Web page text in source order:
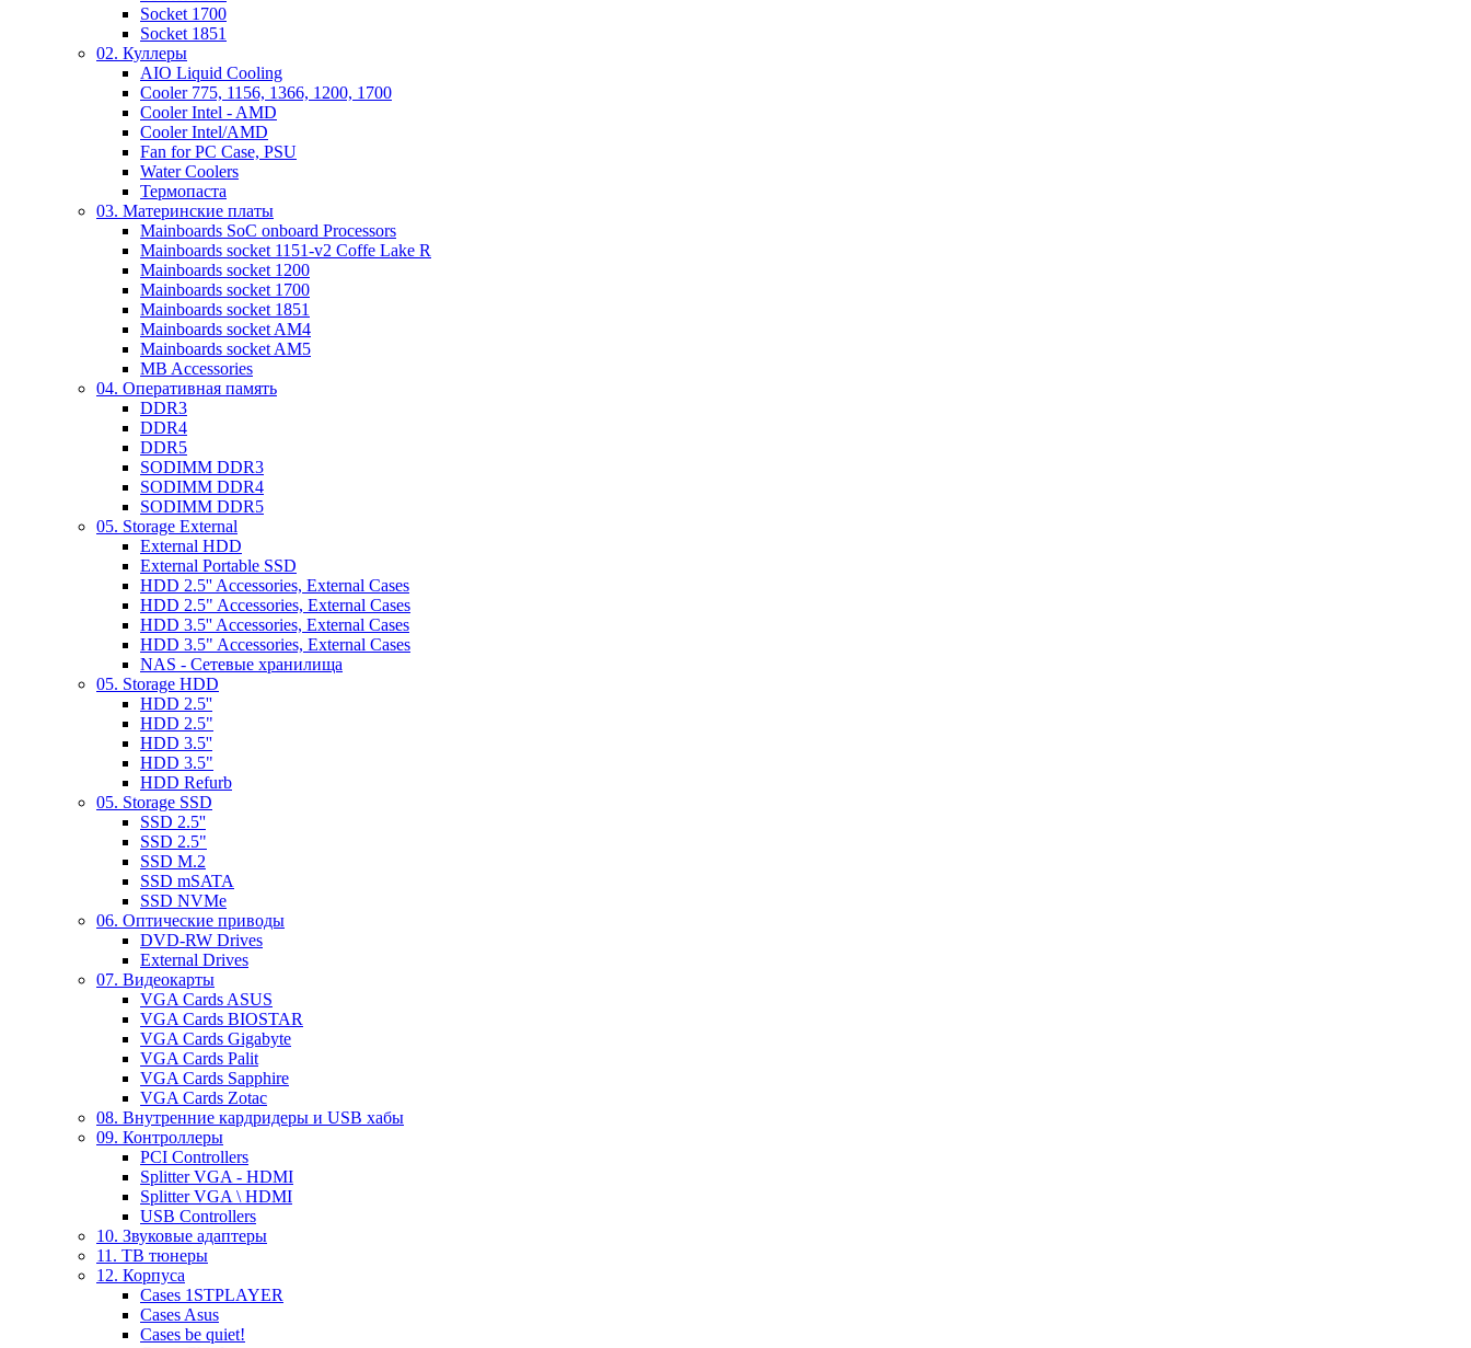
Socket 1700
Socket 1851
02. Куллеры
AIO Liquid Cooling
Cooler 775, 1156, 1366, 1200, 1700
Cooler Intel - AMD
Cooler Intel/AMD
Fan for PC Case, PSU
Water Coolers
Термопаста
03. Материнские платы
Mainboards SoC onboard Processors
Mainboards socket 1151-v2 Coffe Lake R
Mainboards socket 1200
Mainboards socket 1700
Mainboards socket 1851
Mainboards socket AM4
Mainboards socket AM5
MB Accessories
04. Оперативная память
DDR3
DDR4
DDR5
SODIMM DDR3
SODIMM DDR4
SODIMM DDR5
05. Storage External
External HDD
External Portable SSD
HDD 2.5'' Accessories, External Cases
HDD 2.5" Accessories, External Cases
HDD 3.5'' Accessories, External Cases
HDD 3.5" Accessories, External Cases
NAS - Сетевые хранилища
05. Storage HDD
HDD 2.5''
HDD 2.5"
HDD 3.5''
HDD 3.5"
HDD Refurb
05. Storage SSD
SSD 2.5''
SSD 2.5"
SSD M.2
SSD mSATA
SSD NVMe
06. Оптические приводы
DVD-RW Drives
External Drives
07. Видеокарты
VGA Cards ASUS
VGA Cards BIOSTAR
VGA Cards Gigabyte
VGA Cards Palit
VGA Cards Sapphire
VGA Cards Zotac
08. Внутренние кардридеры и USB хабы
09. Контроллеры
PCI Controllers
Splitter VGA - HDMI
Splitter VGA \ HDMI
USB Controllers
10. Звуковые адаптеры
11. ТВ тюнеры
12. Корпуса
Cases 1STPLAYER
Cases Asus
Cases be quiet!